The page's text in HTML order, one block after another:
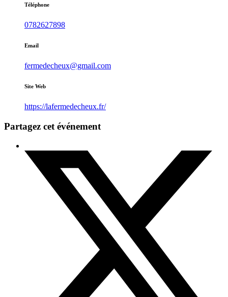
Téléphone
0782627898
Email
fermedecheux@gmail.com
Site Web
https://lafermedecheux.fr/
Partagez cet événement